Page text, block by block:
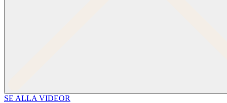
SE ALLA VIDEOR